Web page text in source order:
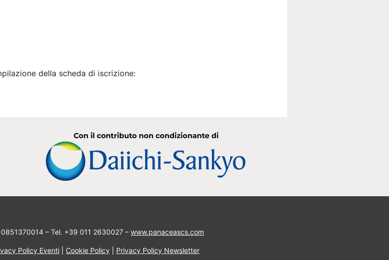
della scheda di iscrizione:
– Tel. +39 011 2630027 – www.panaceascs.com
Policy Eventi Cookie Policy Privacy Policy Newsletter